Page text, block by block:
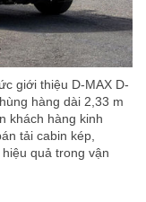
giới thiệu D-MAX D-
hàng dài 2,33 m
khách hàng kinh
tải cabin kép,
quả trong vận